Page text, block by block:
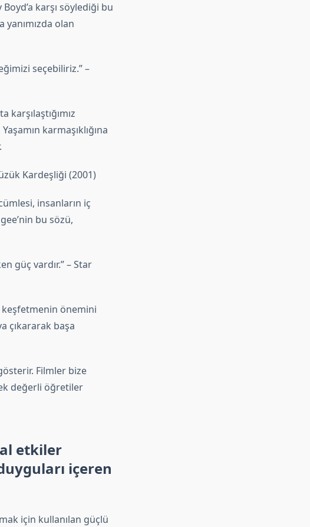
karşı söylediği bu
olan
seçebiliriz.” –
karmaşıklığına
Kardeşliği (2001)
insanların iç
bu sözü,
güç vardır.” – Star
keşfetmenin önemini
çıkararak başa
Filmler bize
değerli öğretiler
etkiler
içeren
için kullanılan güçlü